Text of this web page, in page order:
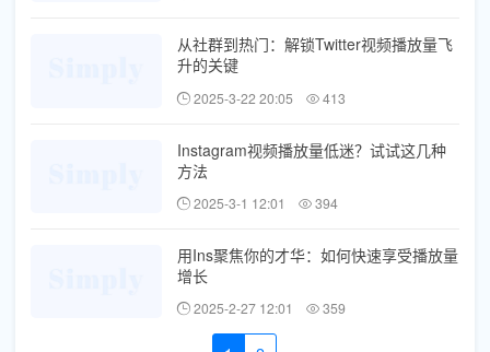
从社群到热门：解锁Twitter视频播放量飞
升的关键
2025-3-22 20:05 413
Instagram视频播放量低迷？试试这几种
方法
2025-3-1 12:01 394
用Ins聚焦你的才华：如何快速享受播放量
增长
2025-2-27 12:01 359